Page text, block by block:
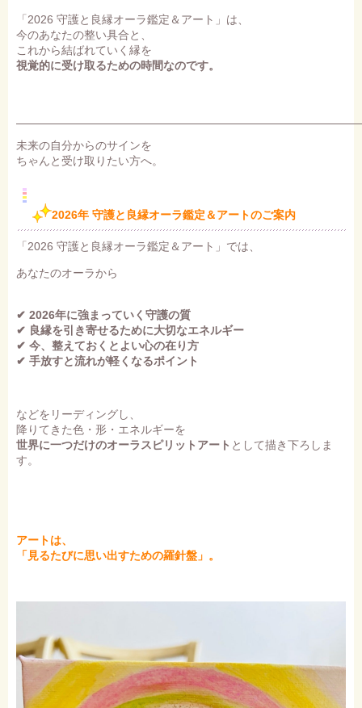
「2026 守護と良縁オーラ鑑定＆アート」は、
今のあなたの整い具合と、
これから結ばれていく縁を
視覚的に受け取るための時間なのです。
未来の自分からのサインを
ちゃんと受け取りたい方へ。
2026年 守護と良縁オーラ鑑定＆アートのご案内
「2026 守護と良縁オーラ鑑定＆アート」では、
あなたのオーラから
✔ 2026年に強まっていく守護の質
✔ 良縁を引き寄せるために大切なエネルギー
✔ 今、整えておくとよい心の在り方
✔ 手放すと流れが軽くなるポイント
などをリーディングし、
降りてきた色・形・エネルギーを
世界に一つだけのオーラスピリットアート として描き下ろしま
す。
アートは、
「見るたびに思い出すための羅針盤」。